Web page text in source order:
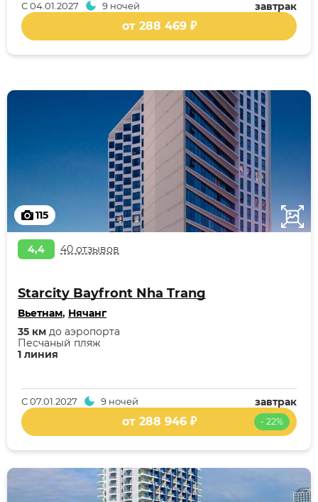
завтрак
С04.01.2027 9 ночей
от 288 469 ₽
115
4,4 40 отзывов
Starcity Bayfront Nha Trang
Вьетнам, Нячанг
1 линия
Песчаный пляж
35 км до аэропорта
завтрак
С07.01.2027 9 ночей
- 22%
от 288 946 ₽